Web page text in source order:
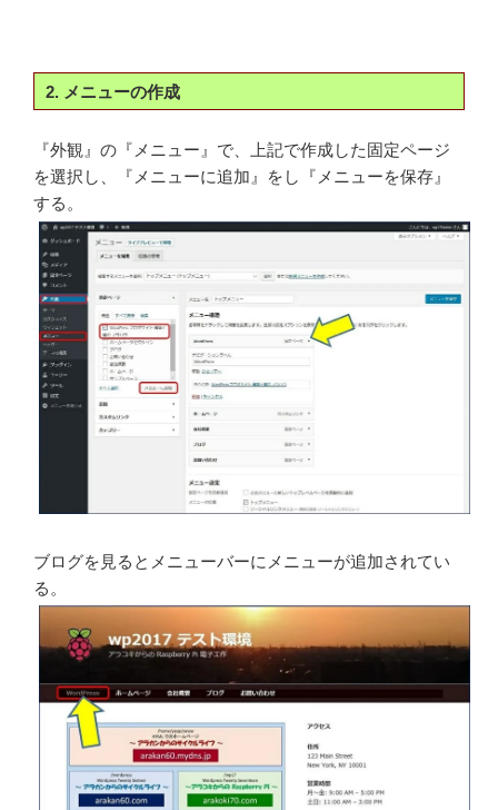
2. メニューの作成
『外観』の『メニュー』で、上記で作成した固定ページ
を選択し、『メニューに追加』をし『メニューを保存』
する。
ブログを見るとメニューバーにメニューが追加されてい
る。